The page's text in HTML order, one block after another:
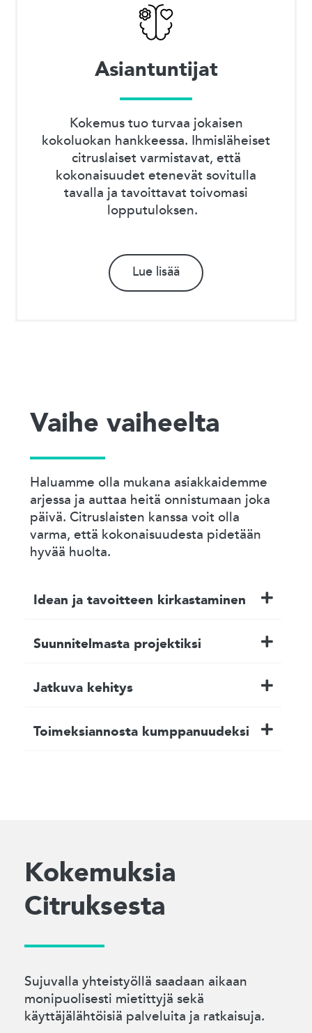
Asiantuntijat
Kokemus tuo turvaa jokaisen
kokoluokan hankkeessa. Ihmisläheiset
citruslaiset varmistavat, että
kokonaisuudet etenevät sovitulla
tavalla ja tavoittavat toivomasi
lopputuloksen.
Lue lisää
Vaihe vaiheelta
Haluamme olla mukana asiakkaidemme
arjessa ja auttaa heitä onnistumaan joka
päivä. Citruslaisten kanssa voit olla
varma, että kokonaisuudesta pidetään
hyvää huolta.
Idean ja tavoitteen kirkastaminen
Suunnitelmasta projektiksi
Jatkuva kehitys
Toimeksiannosta kumppanuudeksi
Kokemuksia
Citruksesta
Sujuvalla yhteistyöllä saadaan aikaan
monipuolisesti mietittyjä sekä
käyttäjälähtöisiä palveluita ja ratkaisuja.